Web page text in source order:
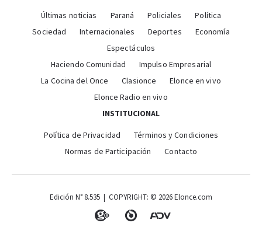
Últimas noticias Paraná Policiales
Política
Sociedad
Internacionales Deportes
Economía
Espectáculos
Haciendo Comunidad
Impulso Empresarial
La Cocina del Once
Clasionce
Elonce en vivo
Elonce Radio en vivo
INSTITUCIONAL
Política de Privacidad
Términos y Condiciones
Normas de Participación
Contacto
Edición N° 8.535 | COPYRIGHT: © 2026 Elonce.com